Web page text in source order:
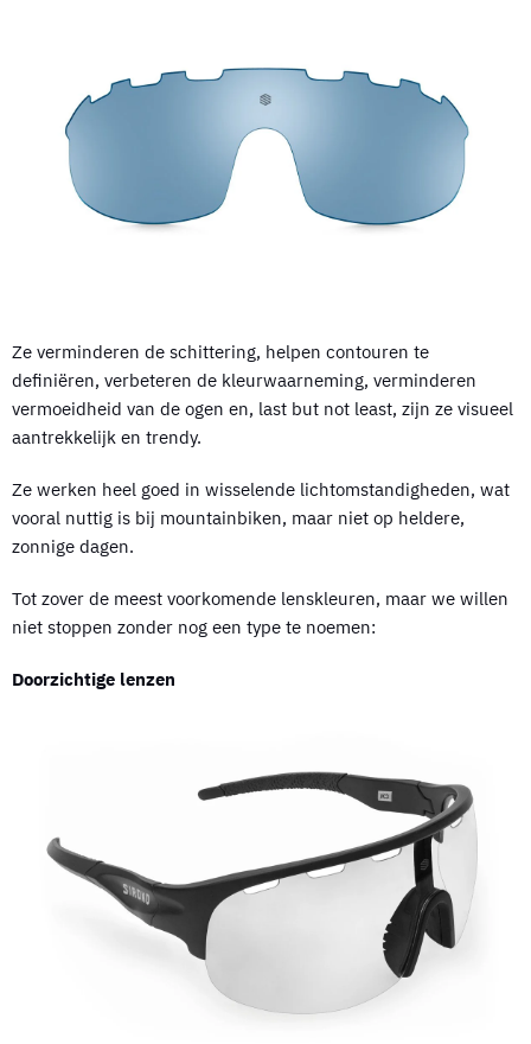
Ze verminderen de schittering, helpen contouren te
definiëren, verbeteren de kleurwaarneming, verminderen
vermoeidheid van de ogen en, last but not least, zijn ze visueel
aantrekkelijk en trendy.
Ze werken heel goed in wisselende lichtomstandigheden, wat
vooral nuttig is bij mountainbiken, maar niet op heldere,
zonnige dagen.
Tot zover de meest voorkomende lenskleuren, maar we willen
niet stoppen zonder nog een type te noemen:
Doorzichtige lenzen